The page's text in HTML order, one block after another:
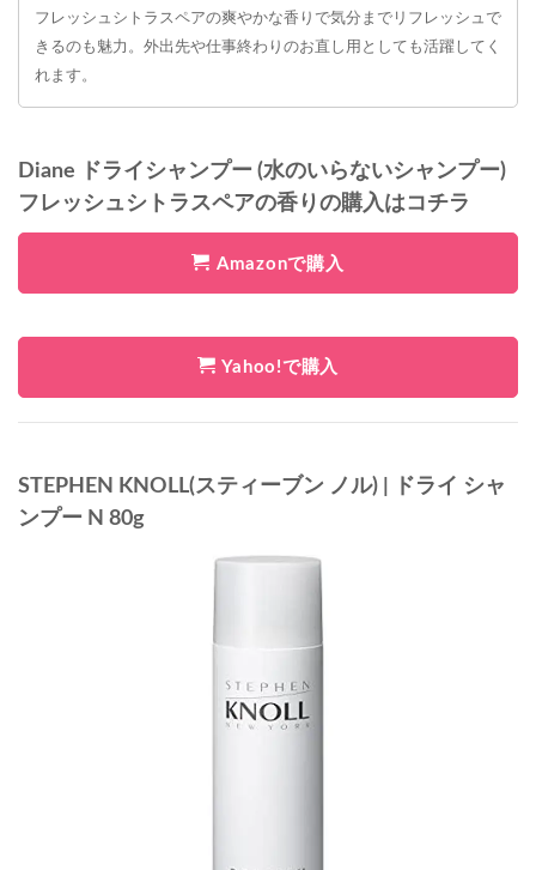
フレッシュシトラスペアの爽やかな香りで気分までリフレッシュで
きるのも魅力。外出先や仕事終わりのお直し用としても活躍してく
れます。
Diane ドライシャンプー (水のいらないシャンプー)
フレッシュシトラスペアの香りの購入はコチラ
Amazonで購入
Yahoo!で購入
STEPHEN KNOLL(スティーブン ノル) | ドライ シャ
ンプー N 80g